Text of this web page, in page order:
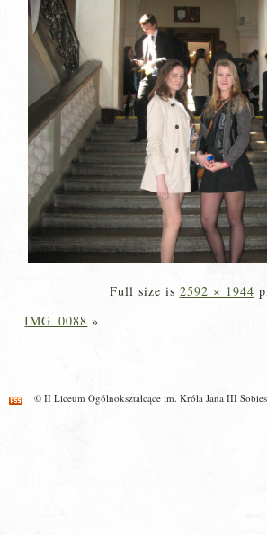
Full size is 2592 × 1944
IMG_0088 »
© II Liceum Ogólnokształcące im. Króla Jana III